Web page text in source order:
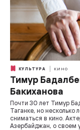
КУЛЬТУРА КИНО
Тимур
Бакиханова
Почти 30 лет Тимур
Таганке, но несколько
сниматься в кино.
Азербайджан, о своем